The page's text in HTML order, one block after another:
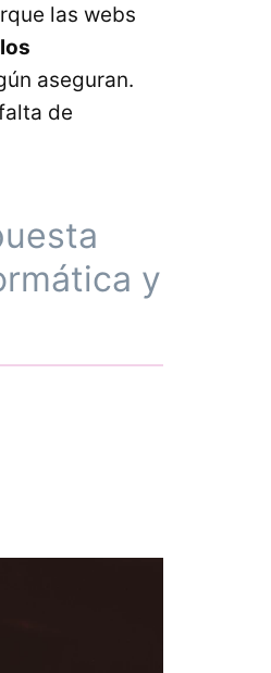
las webs
aseguran.
de
y